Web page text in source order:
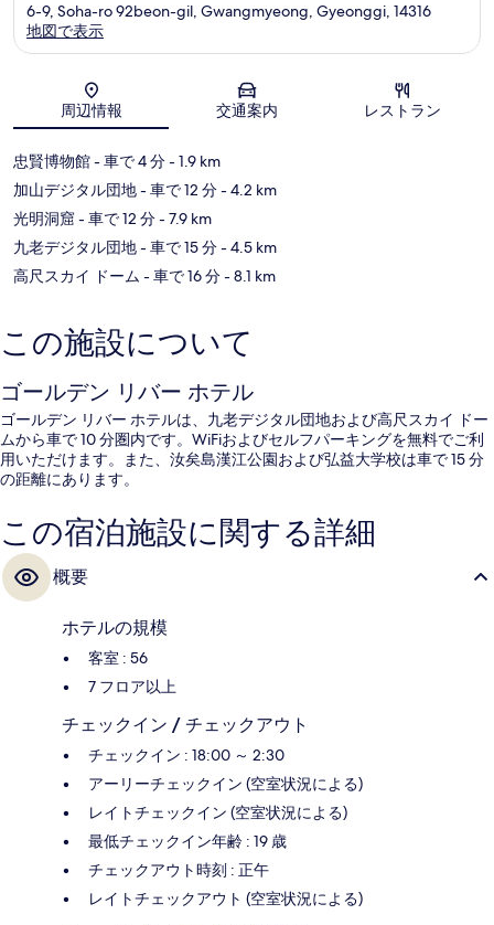
地図
6-9, Soha-ro 92beon-gil, Gwangmyeong, Gyeonggi, 14316
地図で表示
周辺情報 交通案内 レストラン
忠賢博物館- 車で 4 分- 1.9 km
加山デジタル団地- 車で 12 分- 4.2 km
光明洞窟- 車で 12 分- 7.9 km
九老デジタル団地- 車で 15 分- 4.5 km
高尺スカイ ドーム - 車で 16 分- 8.1 km
この施設について
ゴールデン リバー ホテル
ゴールデン リバー ホテルは、九老デジタル団地および高尺スカイ ドー
ムから車で 10 分圏内です。WiFiおよびセルフパーキングを無料でご利
用いただけます。また、汝矣島漢江公園および弘益大学校は車で 15 分
の距離にあります。
この宿泊施設に関する詳細
概要
ホテルの規模
客室 : 56
7 フロア以上
チェックイン / チェックアウト
チェックイン : 18:00 ～ 2:30
アーリーチェックイン (空室状況による)
レイトチェックイン (空室状況による)
最低チェックイン年齢 : 19 歳
チェックアウト時刻 : 正午
レイトチェックアウト (空室状況による)